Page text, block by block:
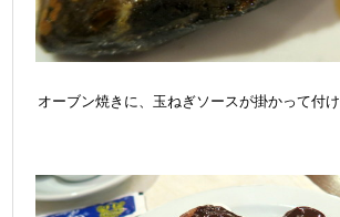
オーブン焼きに、玉ねぎソースが掛かって付け